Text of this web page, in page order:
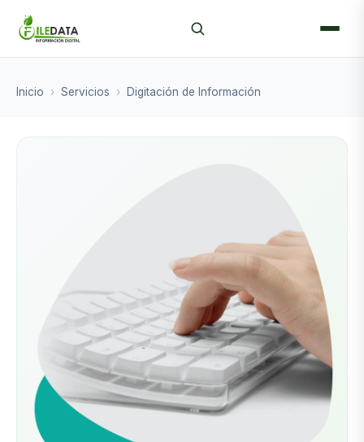
Inicio › Servicios › Digitación de Información